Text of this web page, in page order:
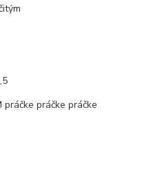
práčkepráčkepráčke